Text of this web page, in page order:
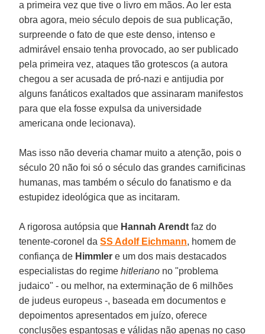
a primeira vez que tive o livro em mãos. Ao ler esta
obra agora, meio século depois de sua publicação,
surpreende o fato de que este denso, intenso e
admirável ensaio tenha provocado, ao ser publicado
pela primeira vez, ataques tão grotescos (a autora
chegou a ser acusada de pró-nazi e antijudia por
alguns fanáticos exaltados que assinaram manifestos
para que ela fosse expulsa da universidade
americana onde lecionava).
Mas isso não deveria chamar muito a atenção, pois o
século 20 não foi só o século das grandes carnificinas
humanas, mas também o século do fanatismo e da
estupidez ideológica que as incitaram.
A rigorosa autópsia que Hannah Arendt faz do
tenente-coronel daSS Adolf Eichmann, homem de
confiança de Himmler e um dos mais destacados
especialistas do regimehitleriano no "problema
judaico" - ou melhor, na exterminação de 6 milhões
de judeus europeus -, baseada em documentos e
depoimentos apresentados em juízo, oferece
conclusões espantosas e válidas não apenas no caso